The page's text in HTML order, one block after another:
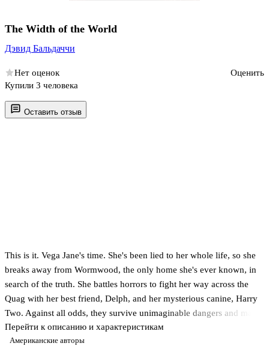
Оставить отзыв
Американские авторы
This is it. Vega Jane's time. She's been lied to her whole life, so she
breaks away from Wormwood, the only home she's ever known, in
search of the truth. She battles horrors to fight her way across the
Quag with her best friend, Delph, and her mysterious canine, Harry
Two. Against all odds, they survive unimaginable dangers and make
it through.And into a new world that's even worse. Not because
deadly beasts roam the cobblestones, but because the people are
Перейти к описанию и характеристикам
The Width of the World
Дэвид Бальдаччи
Нет оценок
Оценить
Купили 3 человека